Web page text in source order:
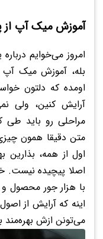
آموزش میک آپ از
امروز می‌خوایم
بله، آموزش میک آپ
اومده که دلتون
آرایش کنین، ولی
مراحلی رو باید طی
متن دقیقا همون
اول از همه،
اصلا پیچیده نیست.
با هزار جور محصول
اینه که آرایش از
می‌تونن ازش